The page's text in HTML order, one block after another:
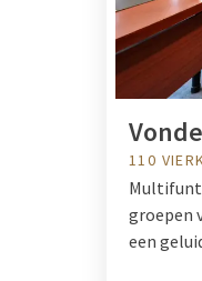
110
groepen
een